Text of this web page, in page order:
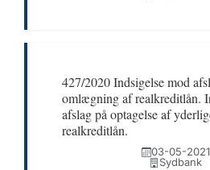
427/2020 Indsigelse mod
omlægning af realkreditlån.
afslag på optagelse af
realkreditlån.
03-05-2021
Sydbank